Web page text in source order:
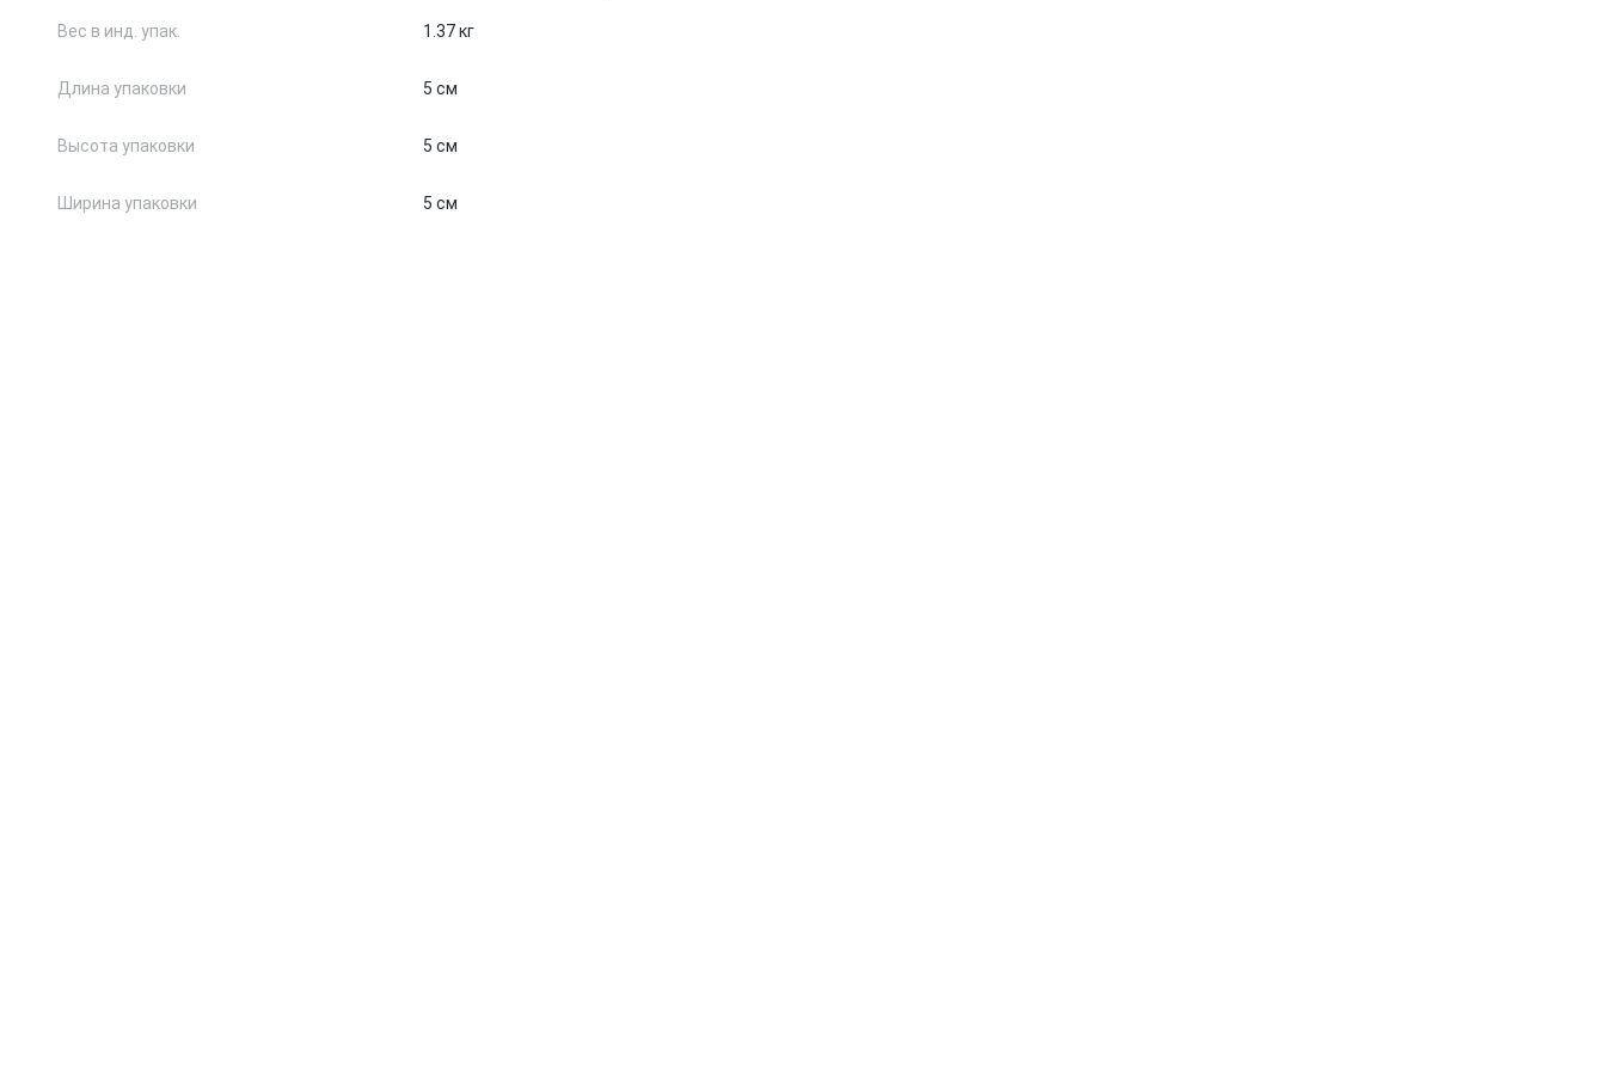
Вес в инд. упак. 1.37 кг
Длина упаковки 5 см
Высота упаковки 5 см
Ширина упаковки 5 см